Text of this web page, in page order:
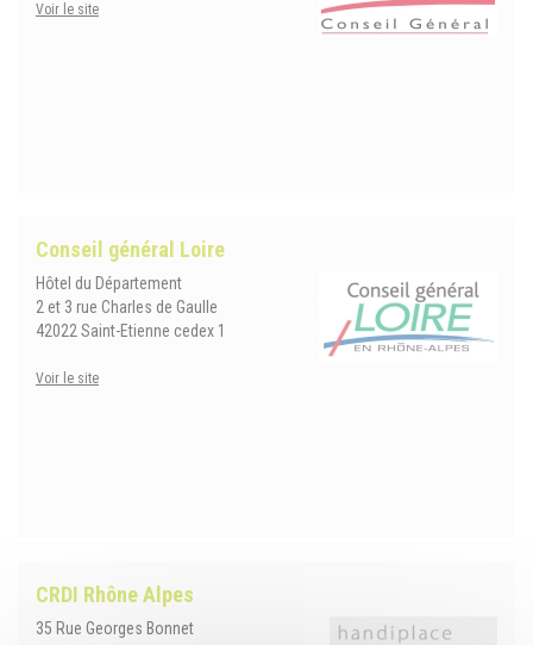
Voir le site
Conseil général Loire
Hôtel du Département
2 et 3 rue Charles de Gaulle
42022 Saint-Etienne cedex 1
Voir le site
CRDI Rhône Alpes
35 Rue Georges Bonnet